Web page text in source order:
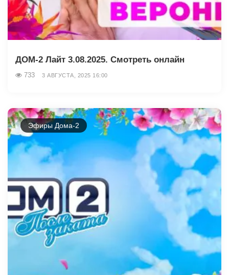
ДОМ-2 Лайт 3.08.2025. Смотреть онлайн
733 3 АВГУСТА, 2025 16:00
Эфиры Дома-2